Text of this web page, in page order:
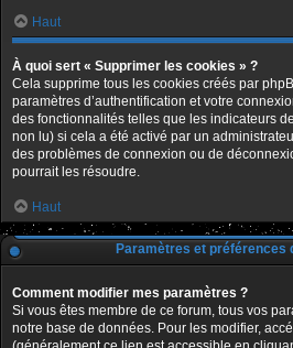
Haut
À quoi sert « Supprimer les cookies » ?
Cela supprime tous les cookies créés par
paramètres d’authentification et votre
des fonctionnalités telles que les indicateurs
non lu) si cela a été activé par un
des problèmes de connexion ou de
pourrait les résoudre.
Haut
Paramètres et préférences
Comment modifier mes paramètres ?
Si vous êtes membre de ce forum, tous vos
notre base de données. Pour les modifier,